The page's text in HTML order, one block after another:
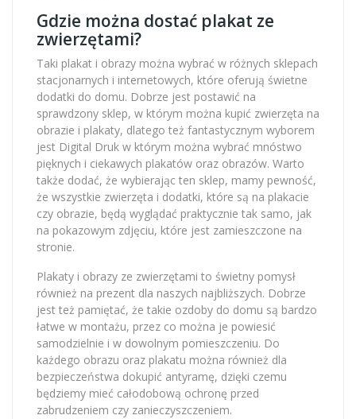
Gdzie można dostać plakat ze
zwierzętami?
Taki plakat i obrazy można wybrać w różnych sklepach
stacjonarnych i internetowych, które oferują świetne
dodatki do domu. Dobrze jest postawić na
sprawdzony sklep, w którym można kupić zwierzęta na
obrazie i plakaty, dlatego też fantastycznym wyborem
jest Digital Druk w którym można wybrać mnóstwo
pięknych i ciekawych plakatów oraz obrazów. Warto
także dodać, że wybierając ten sklep, mamy pewność,
że wszystkie zwierzęta i dodatki, które są na plakacie
czy obrazie, będą wyglądać praktycznie tak samo, jak
na pokazowym zdjęciu, które jest zamieszczone na
stronie.
Plakaty i obrazy ze zwierzętami to świetny pomysł
również na prezent dla naszych najbliższych. Dobrze
jest też pamiętać, że takie ozdoby do domu są bardzo
łatwe w montażu, przez co można je powiesić
samodzielnie i w dowolnym pomieszczeniu. Do
każdego obrazu oraz plakatu można również dla
bezpieczeństwa dokupić antyramę, dzięki czemu
będziemy mieć całodobową ochronę przed
zabrudzeniem czy zanieczyszczeniem.